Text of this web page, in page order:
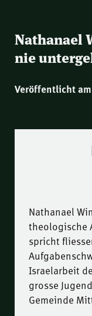
Nathanael
nie
Veröffentlicht
Nathanael
theologische
spricht
Israelarbeit
grosse
Gemeinde